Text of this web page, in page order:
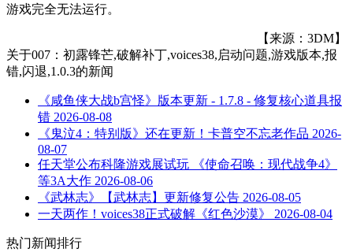
游戏完全无法运行。
【来源：3DM】
关于007：初露锋芒,破解补丁,voices38,启动问题,游戏版本,报
错,闪退,1.0.3的新闻
《咸鱼侠大战b宫怪》版本更新 - 1.7.8 - 修复核心道具报
错 2026-08-08
《鬼泣4：特别版》还在更新！卡普空不忘老作品 2026-
08-07
任天堂公布科隆游戏展试玩 《使命召唤：现代战争4》
等3A大作 2026-08-06
《武林志》【武林志】更新修复公告 2026-08-05
一天两作！voices38正式破解《红色沙漠》
2026-08-04
热门新闻排行